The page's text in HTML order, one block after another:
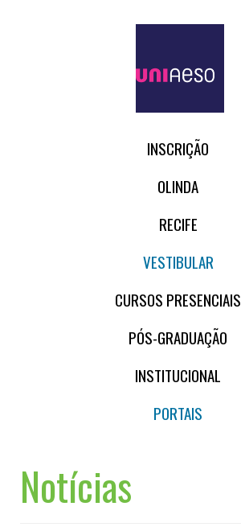
INSCRIÇÃO
OLINDA
RECIFE
VESTIBULAR
CURSOS PRESENCIAIS
PÓS-GRADUAÇÃO
INSTITUCIONAL
PORTAIS
Notícias